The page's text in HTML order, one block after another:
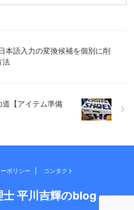
専
理
お
りますが、医療施設関係に分
のですので、医療機関を顧問
本語入力の変換候補を個別に削
法
道【アイテム準備
ポリシー コンタクト
士 平川吉輝のblog